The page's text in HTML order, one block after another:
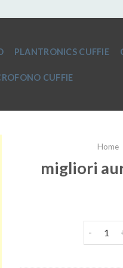
PLANTRONICS CUFFIE
CUFFIE
Home
migliori